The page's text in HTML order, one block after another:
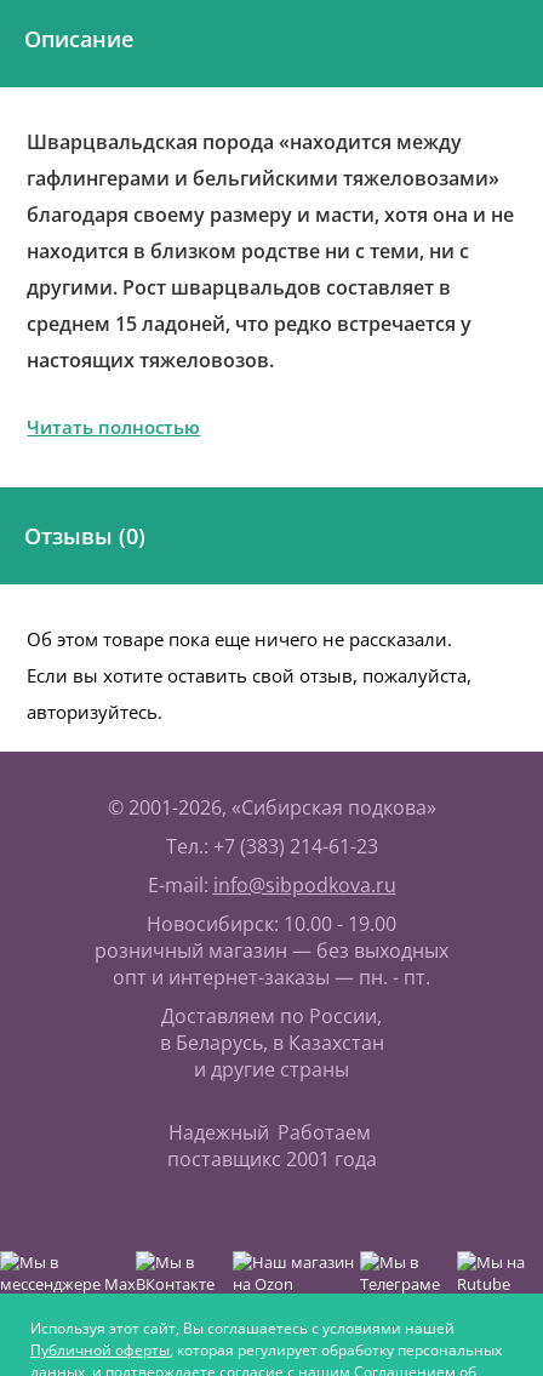
Описание
Шварцвальдская порода «находится между
гафлингерами и бельгийскими тяжеловозами»
благодаря своему размеру и масти, хотя она и не
находится в близком родстве ни с теми, ни с
другими. Рост шварцвальдов составляет в
среднем 15 ладоней, что редко встречается у
настоящих тяжеловозов.
Читать полностью
Отзывы (0)
Об этом товаре пока еще ничего не рассказали.
Если вы хотите оставить свой отзыв, пожалуйста,
авторизуйтесь.
© 2001-2026, «Сибирская подкова»
Тел.: +7 (383) 214-61-23
E-mail: info@sibpodkova.ru
Новосибирск: 10.00 - 19.00
розничный магазин — без выходных
опт и интернет-заказы — пн. - пт.
Доставляем по России,
в Беларусь, в Казахстан
и другие страны
Надежный
поставщик
Работаем
с 2001 года
Используя этот сайт, Вы соглашаетесь с условиями нашей
Публичной оферты, которая регулирует обработку персональных
данных, и подтверждаете согласие с нашим Соглашением об